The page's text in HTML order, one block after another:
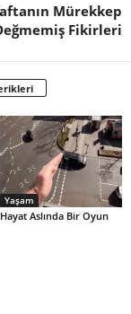
Mürekkep
Fikirleri
Yaşam
Hayat Aslında Bir Oyun